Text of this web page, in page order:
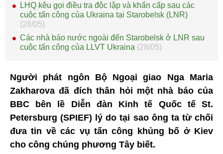
LHQ kêu gọi điều tra độc lập và khẩn cấp sau các
cuộc tấn công của Ukraina tại Starobelsk (LNR)
(28/05)
Các nhà báo nước ngoài đến Starobelsk ở LNR sau
cuộc tấn công của LLVT Ukraina (28/05)
Người phát ngôn Bộ Ngoại giao Nga Maria
Zakharova đã đích thân hỏi một nhà báo của
BBC bên lề Diễn đàn Kinh tế Quốc tế St.
Petersburg (SPIEF) lý do tại sao ông ta từ chối
đưa tin về các vụ tấn công khủng bố ở Kiev
cho công chúng phương Tây biết.